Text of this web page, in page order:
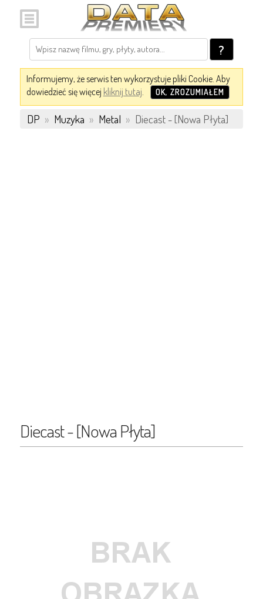
?
Informujemy, że serwis ten wykorzystuje pliki Cookie. Aby
dowiedzieć się więcej kliknij tutaj. OK, ZROZUMIAŁEM
DP » Muzyka » Metal » Diecast - [Nowa Płyta]
Diecast - [Nowa Płyta]